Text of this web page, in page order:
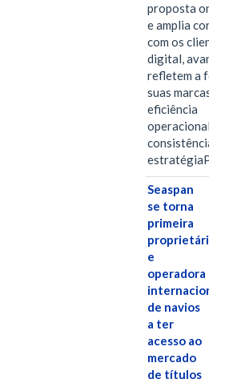
proposta
e amplia
com os clientes
digital, avanços
refletem a força
suas marcas, a
eficiência
operacional e a
consistência de
Seaspan
se torna
primeira
proprietária
e
operadora
internacional
de navios
a ter
acesso ao
mercado
de títulos